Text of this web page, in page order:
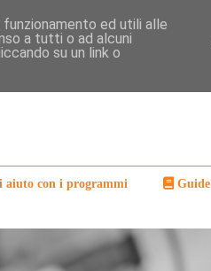
aiuto con i programmi Guide
ed utili alle
a tutti o ad alcuni
su un link o